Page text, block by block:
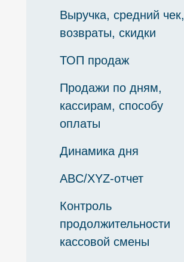
Выручка, средний чек,
возвраты, скидки
ТОП продаж
Продажи по дням,
кассирам, способу
оплаты
Динамика дня
ABC/XYZ-отчет
Контроль
продолжительности
кассовой смены